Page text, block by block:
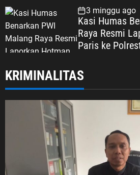
Dipertaruhkan
3 minggu ago
Kasi Humas
Raya Resmi
Paris ke
KRIMINALITAS